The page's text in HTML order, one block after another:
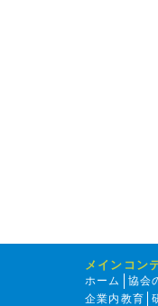
メインコン
ホーム 協会
企業内教育